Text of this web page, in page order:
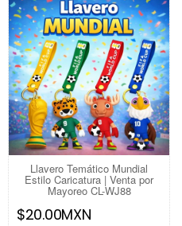
Llavero Temático Mundial
Estilo Caricatura | Venta por
Mayoreo CL-WJ88
$20.00MXN